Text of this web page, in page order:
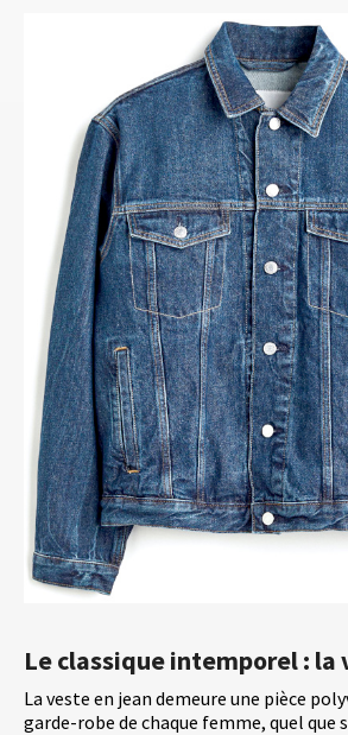
Le classique intemporel : la
La veste en jean demeure une pièce
garde-robe de chaque femme, quel que